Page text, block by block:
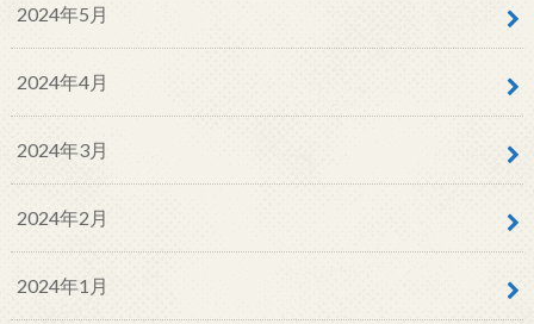
2024年5月
2024年4月
2024年3月
2024年2月
2024年1月